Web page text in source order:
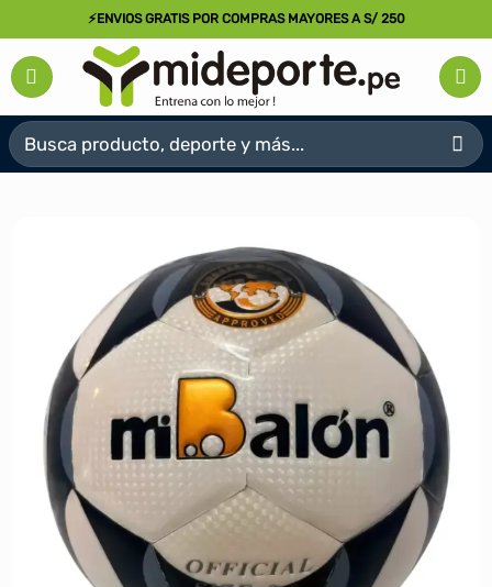
al
contenido
⚡ENVIOS GRATIS POR COMPRAS MAYORES A S/ 250
Buscar
por: